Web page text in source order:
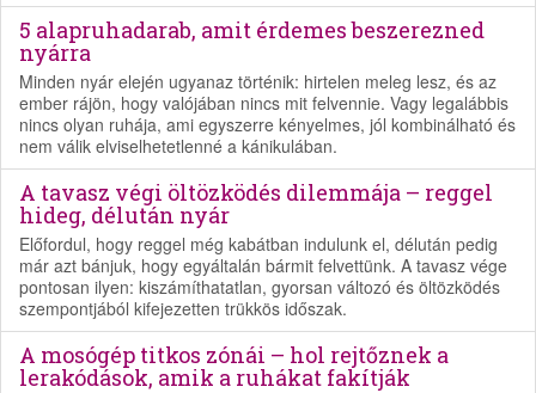
5 alapruhadarab, amit érdemes beszerezned
nyárra
Minden nyár elején ugyanaz történik: hirtelen meleg lesz, és az
ember rájön, hogy valójában nincs mit felvennie. Vagy legalábbis
nincs olyan ruhája, ami egyszerre kényelmes, jól kombinálható és
nem válik elviselhetetlenné a kánikulában.
A tavasz végi öltözködés dilemmája – reggel
hideg, délután nyár
Előfordul, hogy reggel még kabátban indulunk el, délután pedig
már azt bánjuk, hogy egyáltalán bármit felvettünk. A tavasz vége
pontosan ilyen: kiszámíthatatlan, gyorsan változó és öltözködés
szempontjából kifejezetten trükkös időszak.
A mosógép titkos zónái – hol rejtőznek a
lerakódások, amik a ruhákat fakítják